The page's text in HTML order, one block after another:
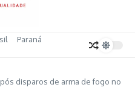
Paraná
disparos de arma de fogo no